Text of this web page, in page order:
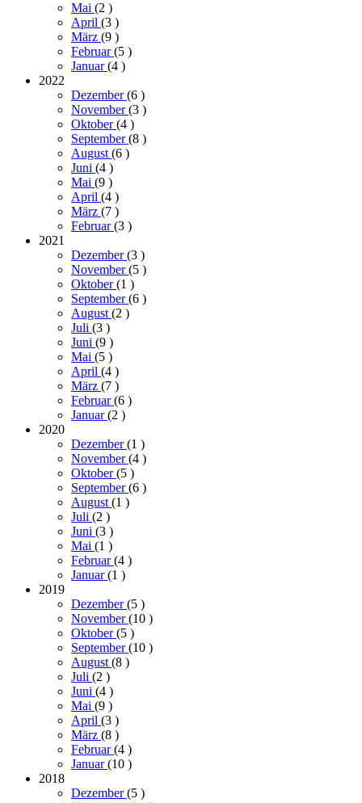
Mai (2 )
April (3 )
März (9 )
Februar(5 )
Januar(4 )
2022
Dezember(6 )
November(3 )
Oktober(4 )
September(8 )
August(6 )
Juni (4 )
Mai (9 )
April (4 )
März (7 )
Februar(3 )
2021
Dezember(3 )
November(5 )
Oktober(1 )
September(6 )
August(2 )
Juli (3 )
Juni (9 )
Mai (5 )
April (4 )
März (7 )
Februar(6 )
Januar(2 )
2020
Dezember(1 )
November(4 )
Oktober(5 )
September(6 )
August(1 )
Juli (2 )
Juni (3 )
Mai (1 )
Februar(4 )
Januar(1 )
2019
Dezember(5 )
November(10 )
Oktober(5 )
September(10 )
August(8 )
Juli (2 )
Juni (4 )
Mai (9 )
April (3 )
März (8 )
Februar(4 )
Januar(10 )
2018
Dezember(5 )